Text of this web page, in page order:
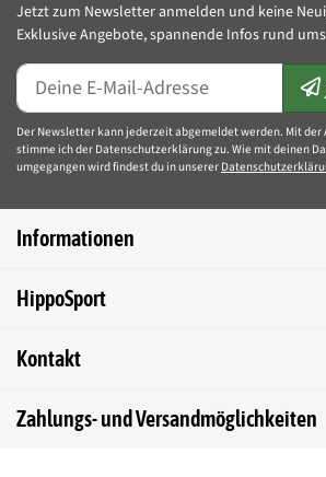
Pellet
Verpackungsgröße:1kg/Dose; 3kg/Eimer
Dekorationsartikel im Produktbild gehören
Herstellerinformationen:
Kirchheim, info@lexa-pferdefutter.de
Produkteigenschaft
Wert
Artikelnummer:
Kategorie: Pferdefutter
Jetzt zum Newsletter anmelden und keine
Exklusive Angebote, spannende Infos rund
Der Newsletter kann jederzeit abgemeldet werden. Mit
stimme ich der Datenschutzerklärung zu. Wie mit deinen
umgegangen wird findest du in unserer
Informationen
HippoSport
Kontakt
Zahlungs- und Versandmöglichkeiten